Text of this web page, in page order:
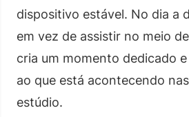
dispositivo estável. No dia a
em vez de assistir no meio
cria um momento dedicado
ao que está acontecendo
estúdio.